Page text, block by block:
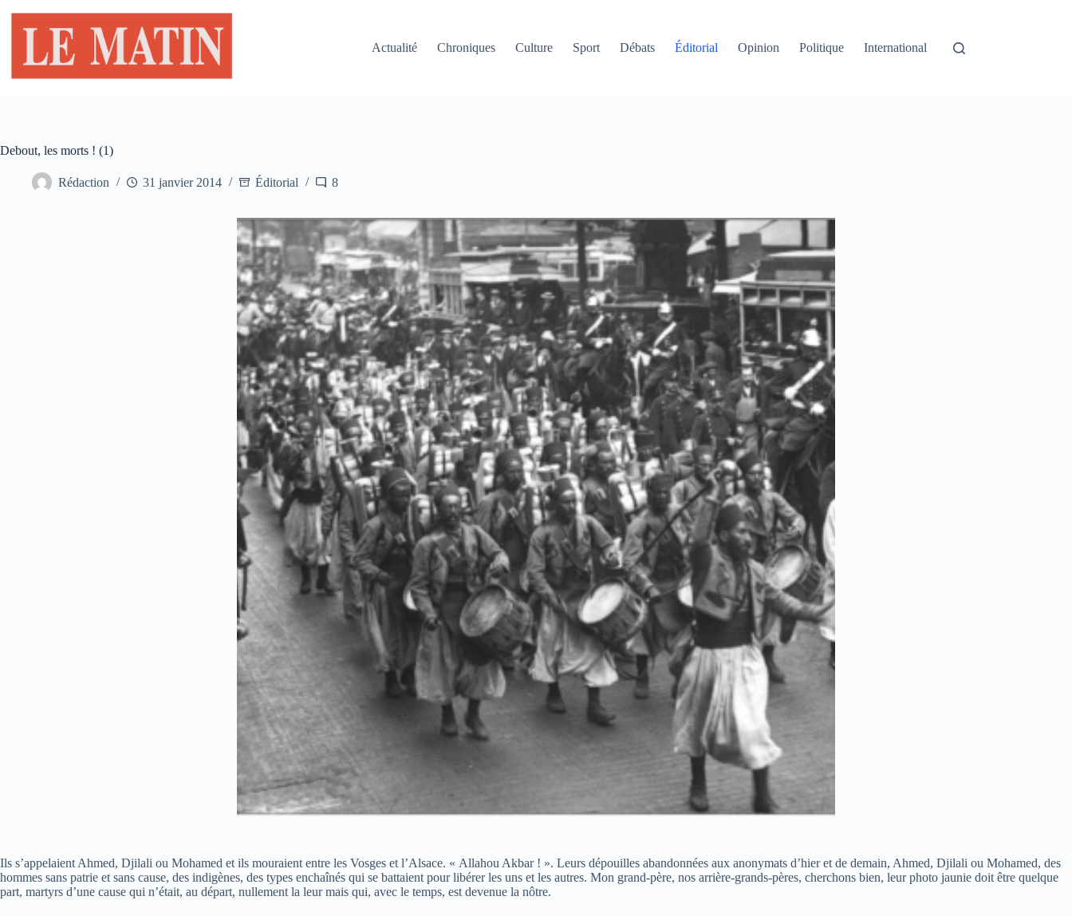
contenu
Actualité
Chroniques Culture Sport Débats Éditorial Opinion Politique International
Debout, les morts ! (1)
Rédaction 31 janvier 2014 Éditorial 8
Ils s’appelaient Ahmed, Djilali ou Mohamed et ils mouraient entre les Vosges et l’Alsace. « Allahou Akbar ! ». Leurs dépouilles abandonnées aux anonymats d’hier et de demain, Ahmed, Djilali ou Mohamed, des
hommes sans patrie et sans cause, des indigènes, des types enchaînés qui se battaient pour libérer les uns et les autres. Mon grand-père, nos arrière-grands-pères, cherchons bien, leur photo jaunie doit être quelque
part, martyrs d’une cause qui n’était, au départ, nullement la leur mais qui, avec le temps, est devenue la nôtre.